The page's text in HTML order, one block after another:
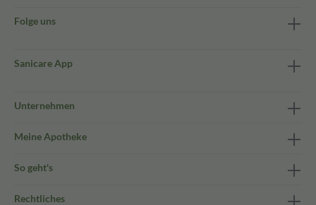
Folge uns
Sanicare App
Unternehmen
Meine Apotheke
So geht's
Rechtliches